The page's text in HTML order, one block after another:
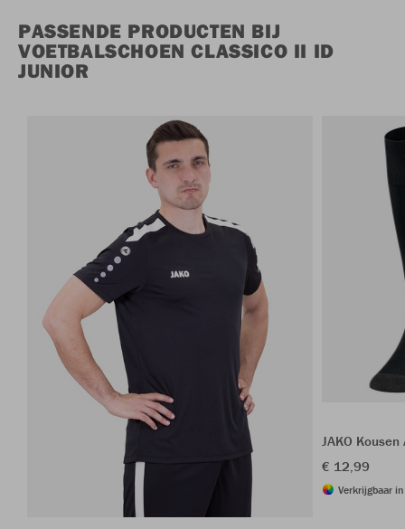
PASSENDE PRODUCTEN BIJ
VOETBALSCHOEN CLASSICO II ID
JUNIOR
JAKO
€ 12,99
Verkrijgbaar